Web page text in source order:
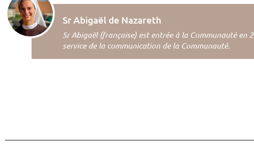
Sr Abigaël de Nazareth
Sr Abigaël (française) est entrée à la Communauté en
service de la communication de la Communauté.